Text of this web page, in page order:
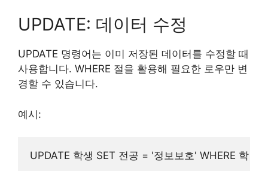
UPDATE: 데이터 수정
UPDATE 명령어는 이미 저장된 데이터를 수정할 때
사용합니다. WHERE 절을 활용해 필요한 로우만 변
경할 수 있습니다.
예시: